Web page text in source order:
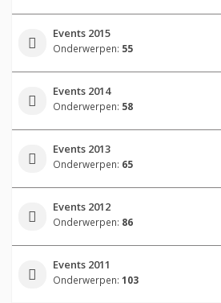
Events 2015
Onderwerpen: 55
Events 2014
Onderwerpen: 58
Events 2013
Onderwerpen: 65
Events 2012
Onderwerpen: 86
Events 2011
Onderwerpen: 103